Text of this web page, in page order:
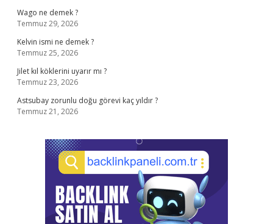
Wago ne demek ?
Temmuz 29, 2026
Kelvin ismi ne demek ?
Temmuz 25, 2026
Jilet kıl köklerini uyarır mı ?
Temmuz 23, 2026
Astsubay zorunlu doğu görevi kaç yıldır ?
Temmuz 21, 2026